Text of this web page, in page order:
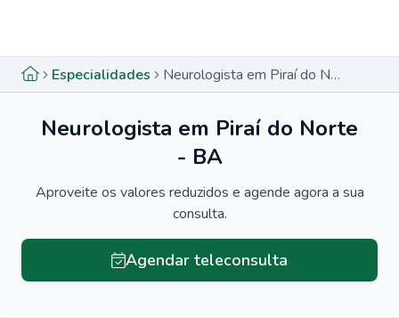
Especialidades Neurologista em Piraí do Norte - BA
Neurologista em Piraí do Norte
- BA
Aproveite os valores reduzidos e agende agora a sua
consulta.
Agendar teleconsulta